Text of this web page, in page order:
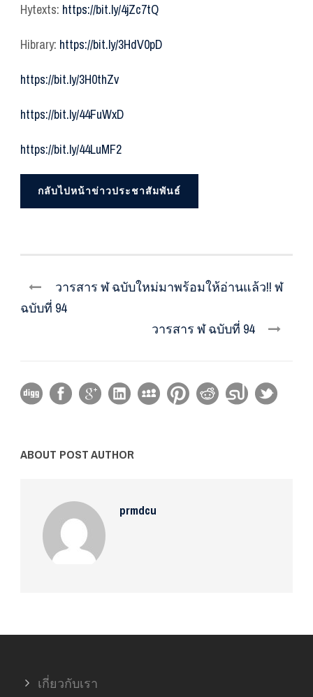
Hytexts: https://bit.ly/4jZc7tQ
Hibrary: https://bit.ly/3HdV0pD
https://bit.ly/3H0thZv
https://bit.ly/44FuWxD
https://bit.ly/44LuMF2
กลับไปหน้าข่าวประชาสัมพันธ์
วารสาร ฬ ฉบับใหม่มาพร้อมให้อ่านแล้ว!! ฬ
ฉบับที่ 94
วารสาร ฬ ฉบับที่ 94
ABOUT POST AUTHOR
prmdcu
เกี่ยวกับเรา